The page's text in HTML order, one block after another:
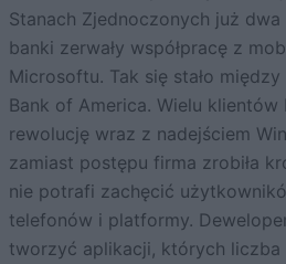
Stanach Zjednoczonych już
banki zerwały współpracę z
Microsoftu. Tak się stało
Bank of America. Wielu klientów
rewolucję wraz z nadejściem
zamiast postępu firma zrobiła
nie potrafi zachęcić
telefonów i platformy.
tworzyć aplikacji, których